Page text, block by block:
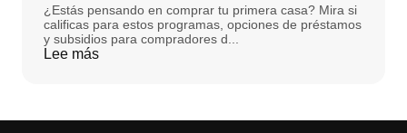
¿Estás pensando en comprar tu primera casa? Mira si
calificas para estos programas, opciones de préstamos
y subsidios para compradores d...
Lee más